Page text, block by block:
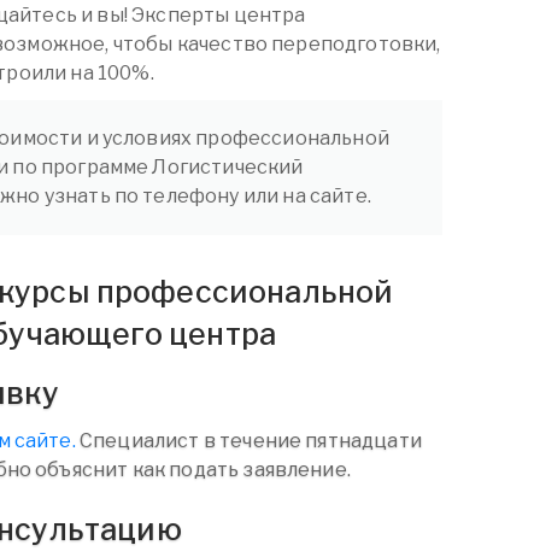
и вы! Эксперты центра
чтобы качество переподготовки,
на 100%.
и условиях профессиональной
по программе Логистический
узнать по телефону или на сайте.
профессиональной
центра
сайте. Специалист в течение пятнадцати
объяснит как подать заявление.